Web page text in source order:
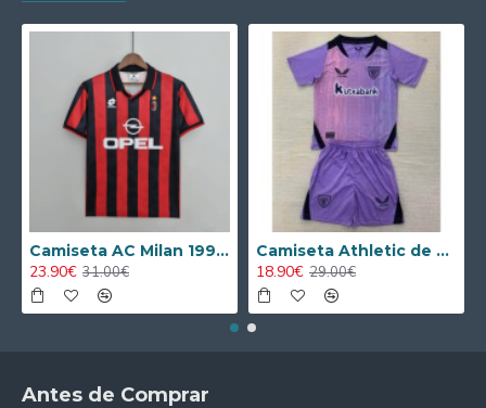
Camiseta AC Milan 1995/1996 Local Retro
23.90€ 31.00€
Camiseta Athletic de Bilbao 2024/2025 Alternativo Niño Kit
18.90€ 29.00€
Antes de Comprar